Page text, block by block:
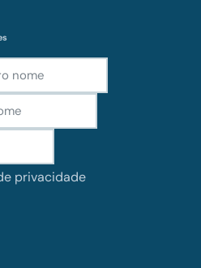
privacidade